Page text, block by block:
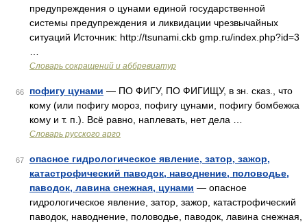
предупреждения о цунами единой государственной
системы предупреждения и ликвидации чрезвычайных
ситуаций Источник: http://tsunami.ckb gmp.ru/index.php?id=3
Словарь сокращений и аббревиатур
66 пофигу цунами — ПО ФИГУ, ПО ФИГИЩУ, в зн. сказ., что
кому (или пофигу мороз, пофигу цунами, пофигу бомбежка
кому и т. п.). Всё равно, наплевать, нет дела …
Словарь русского арго
67
опасное гидрологическое явление, затор, зажор,
катастрофический паводок, наводнение, половодье,
паводок, лавина снежная, цунами — опасное
гидрологическое явление, затор, зажор, катастрофический
паводок, наводнение, половодье, паводок, лавина снежная,